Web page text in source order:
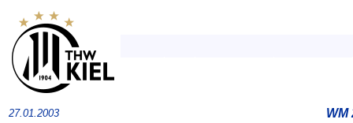
27.01.2003 WM